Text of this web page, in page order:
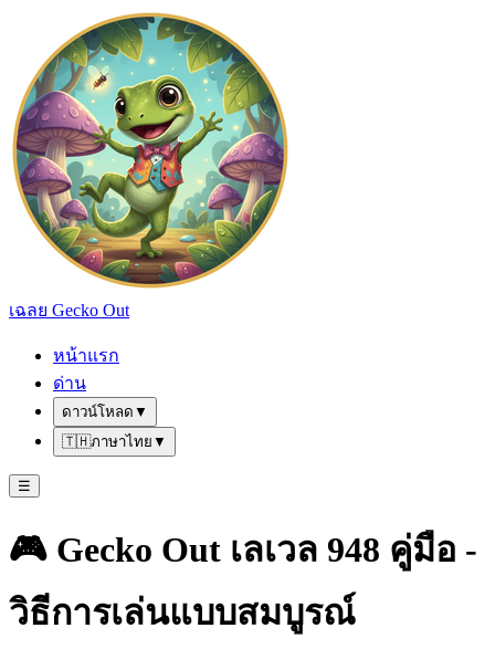
เฉลย Gecko Out
หน้าแรก
ด่าน
ดาวน์โหลด ▼
🇹🇭ภาษาไทย ▼
☰
🎮 Gecko Out เลเวล 948 คู่มือ -
วิธีการเล่นแบบสมบูรณ์